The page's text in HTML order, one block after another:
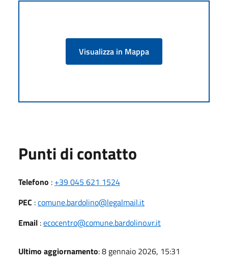
Visualizza in Mappa
Punti di contatto
Telefono : +39 045 621 1524
PEC :comune.bardolino@legalmail.it
Email :ecocentro@comune.bardolino.vr.it
Ultimo aggiornamento: 8 gennaio 2026, 15:31